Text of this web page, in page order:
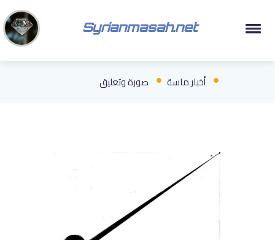
Syrianmasah.net
أخبار ماسة صورة وتعليق